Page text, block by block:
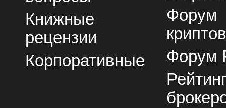
Книжные
рецензии
Корпоративные
Форум
Форум